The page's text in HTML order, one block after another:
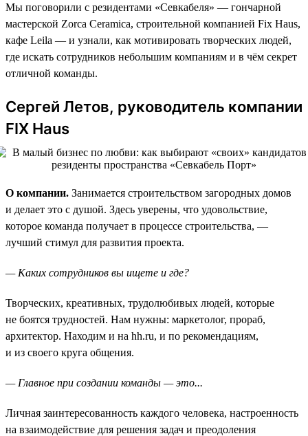
Мы поговорили с резидентами «Севкабеля» — гончарной
мастерской Zorca Ceramica, строительной компанией Fix Haus,
кафе Leila — и узнали, как мотивировать творческих людей,
где искать сотрудников небольшим компаниям и в чём секрет
отличной команды.
Сергей Летов, руководитель компании
FIX Haus
О компании. Занимается строительством загородных домов
и делает это с душой. Здесь уверены, что удовольствие,
которое команда получает в процессе строительства, —
лучший стимул для развития проекта.
— Каких сотрудников вы ищете и где?
Творческих, креативных, трудолюбивых людей, которые
не боятся трудностей. Нам нужны: маркетолог, прораб,
архитектор. Находим и на hh.ru, и по рекомендациям,
и из своего круга общения.
— Главное при создании команды — это...
Личная заинтересованность каждого человека, настроенность
на взаимодействие для решения задач и преодоления